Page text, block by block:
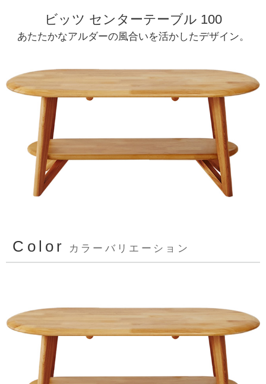
ビッツ センターテーブル 100
あたたかなアルダーの風合いを活かしたデザイン。
Color カラーバリエーション